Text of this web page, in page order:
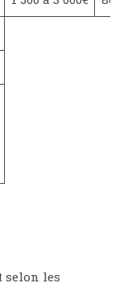
selon les